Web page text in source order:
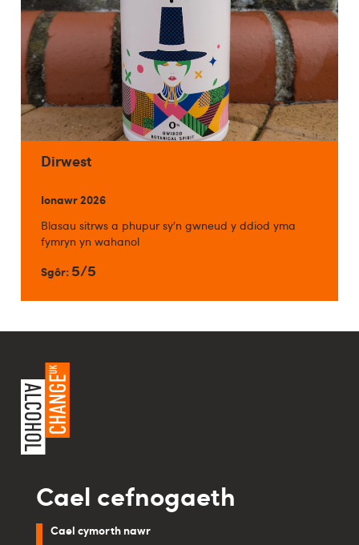
Dirwest
Ionawr 2026
Blasau sitrws a phupur sy'n gwneud y ddiod yma
fymryn yn wahanol
Sgôr: 5/5
Cael cefnogaeth
Cael cymorth nawr